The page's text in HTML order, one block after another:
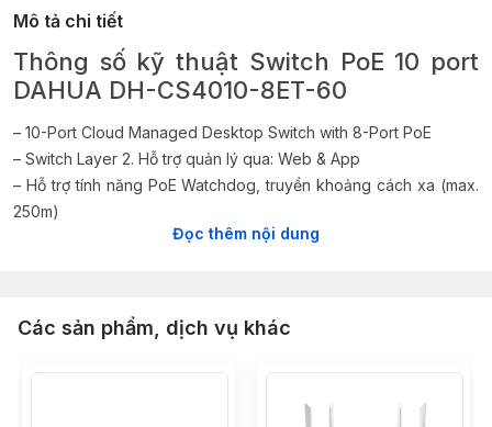
Mô tả chi tiết
Thông số kỹ thuật Switch PoE 10 port
DAHUA DH-CS4010-8ET-60
– 10-Port Cloud Managed Desktop Switch with 8-Port PoE
– Switch Layer 2. Hỗ trợ quản lý qua: Web & App
– Hỗ trợ tính năng PoE Watchdog, truyền khoảng cách xa (max.
250m)
– Công suất PoE: Port 1 < 60 w, Port 2-8 < 30 w, total < 60 w
– Giao thức PoE: IEEE802.3af; lEEE802.3at; Hi-PoE
– Khà năng chuyển đổi: 4.8Gbps
Đọc thêm nội dung
Các sản phẩm, dịch vụ khác